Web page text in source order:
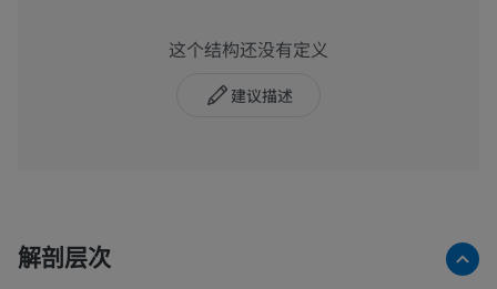
这个结构还没有定义
建议描述
解剖层次